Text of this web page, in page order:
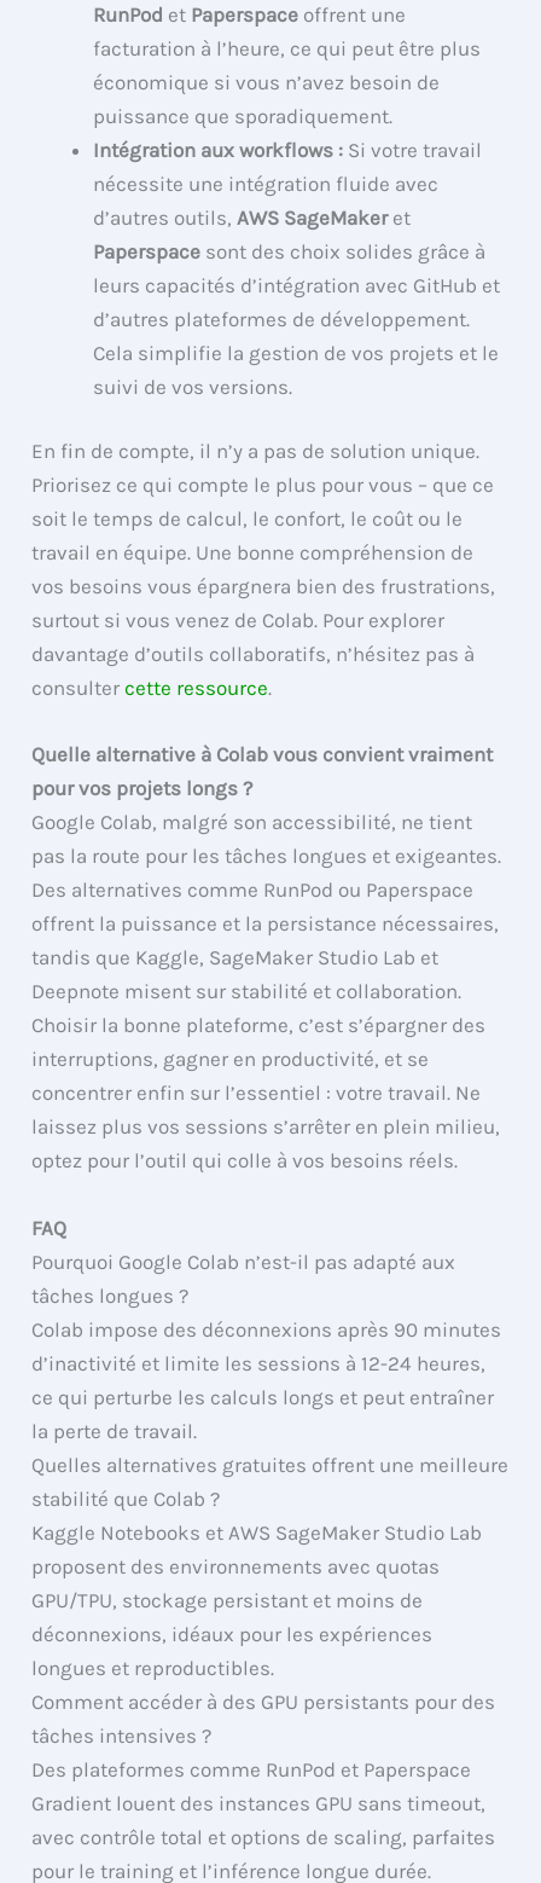
RunPod et Paperspace offrent une
facturation à l’heure, ce qui peut être plus
économique si vous n’avez besoin de
puissance que sporadiquement.
Intégration aux workflows : Si votre travail
nécessite une intégration fluide avec
d’autres outils, AWS SageMakeret
Paperspace sont des choix solides grâce à
leurs capacités d’intégration avec GitHub et
d’autres plateformes de développement.
Cela simplifie la gestion de vos projets et le
suivi de vos versions.
En fin de compte, il n’y a pas de solution unique.
Priorisez ce qui compte le plus pour vous – que ce
soit le temps de calcul, le confort, le coût ou le
travail en équipe. Une bonne compréhension de
vos besoins vous épargnera bien des frustrations,
surtout si vous venez de Colab. Pour explorer
davantage d’outils collaboratifs, n’hésitez pas à
consultercette ressource.
Quelle alternative à Colab vous convient vraiment
pour vos projets longs ?
Google Colab, malgré son accessibilité, ne tient
pas la route pour les tâches longues et exigeantes.
Des alternatives comme RunPod ou Paperspace
offrent la puissance et la persistance nécessaires,
tandis que Kaggle, SageMaker Studio Lab et
Deepnote misent sur stabilité et collaboration.
Choisir la bonne plateforme, c’est s’épargner des
interruptions, gagner en productivité, et se
concentrer enfin sur l’essentiel : votre travail. Ne
laissez plus vos sessions s’arrêter en plein milieu,
optez pour l’outil qui colle à vos besoins réels.
FAQ
Pourquoi Google Colab n’est-il pas adapté aux
tâches longues ?
Colab impose des déconnexions après 90 minutes
d’inactivité et limite les sessions à 12-24 heures,
ce qui perturbe les calculs longs et peut entraîner
la perte de travail.
Quelles alternatives gratuites offrent une meilleure
stabilité que Colab ?
Kaggle Notebooks et AWS SageMaker Studio Lab
proposent des environnements avec quotas
GPU/TPU, stockage persistant et moins de
déconnexions, idéaux pour les expériences
longues et reproductibles.
Comment accéder à des GPU persistants pour des
tâches intensives ?
Des plateformes comme RunPod et Paperspace
Gradient louent des instances GPU sans timeout,
avec contrôle total et options de scaling, parfaites
pour le training et l’inférence longue durée.